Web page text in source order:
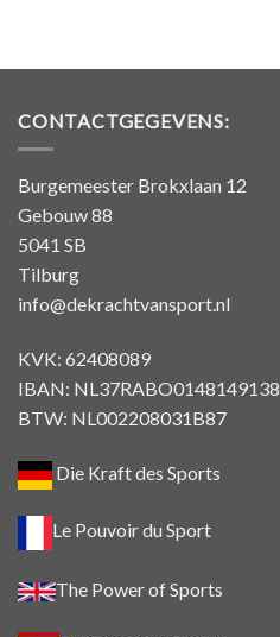
CONTACTGEGEVENS:
Burgemeester Brokxlaan 12
Gebouw 88
5041 SB
Tilburg
info@dekrachtvansport.nl
KVK: 62408089
IBAN: NL37RABO0148149138
BTW: NL002208031B87
Die Kraft des Sports
Le Pouvoir du Sport
The Power of Sports